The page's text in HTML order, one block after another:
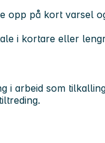
opp på kort varsel
i kortare eller
i arbeid som